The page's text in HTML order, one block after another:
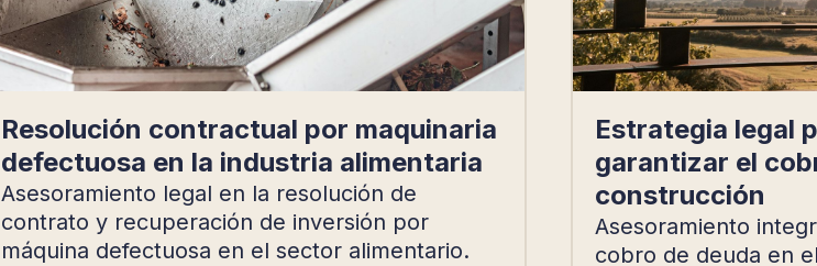
Resolución contractual por maquinaria
defectuosa en la industria alimentaria
Asesoramiento legal en la resolución de
contrato y recuperación de inversión por
máquina defectuosa en el sector alimentario.
Estrategia legal
garantizar el
construcción
Asesoramiento
cobro de deuda en